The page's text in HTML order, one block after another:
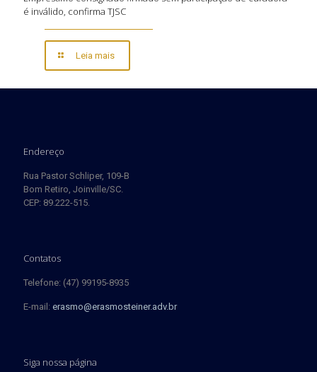
é inválido, confirma TJSC
Leia mais
Endereço
Rua Pastor Schliper, 109-B
Bom Retiro, Joinville/SC.
CEP: 89.222-515.
Contatos
Telefone: (47) 99195-8935
E-mail: erasmo@erasmosteiner.adv.br
Siga nossa página